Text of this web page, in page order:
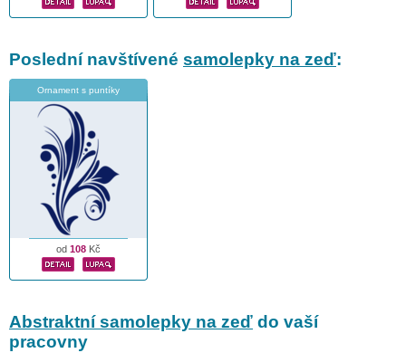
Poslední navštívené samolepky na zeď:
Ornament s puntíky
od 108 Kč
Abstraktní samolepky na zeď do vaší
pracovny